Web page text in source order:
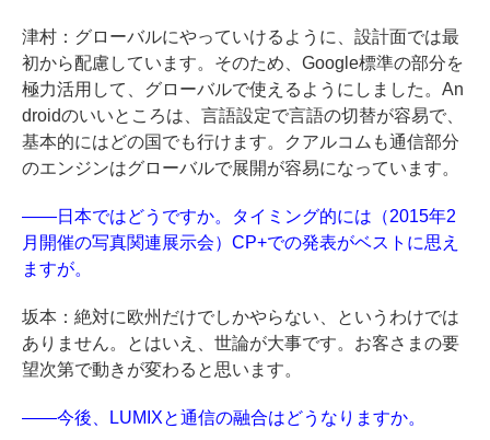
津村：グローバルにやっていけるように、設計面では最
初から配慮しています。そのため、Google標準の部分を
極力活用して、グローバルで使えるようにしました。An
droidのいいところは、言語設定で言語の切替が容易で、
基本的にはどの国でも行けます。クアルコムも通信部分
のエンジンはグローバルで展開が容易になっています。
――日本ではどうですか。タイミング的には（2015年2
月開催の写真関連展示会）CP+での発表がベストに思え
ますが。
坂本：絶対に欧州だけでしかやらない、というわけでは
ありません。とはいえ、世論が大事です。お客さまの要
望次第で動きが変わると思います。
――今後、LUMIXと通信の融合はどうなりますか。